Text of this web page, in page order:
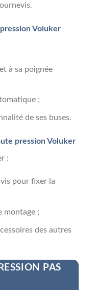
Voluker
à sa poignée
;
de ses buses.
pression Voluker
:
pour fixer la
montage ;
des autres
PAS